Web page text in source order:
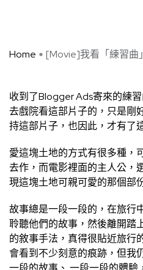
Home [Movie]我看「練習曲」
收到了Blogger Ads寄來的練
去戲院看這部片子的，只是剛
持這部片子，也因此，才有了
愛這塊土地的方式有很多種，
去作，而電影裡面的主人公，
現這塊土地可親可愛的那個部
故事總是一段一段的，在旅行
聆聽他們的故事，然後離開踏
的敘事手法，真得很貼近旅行
會看到不少刻意的痕跡，但我